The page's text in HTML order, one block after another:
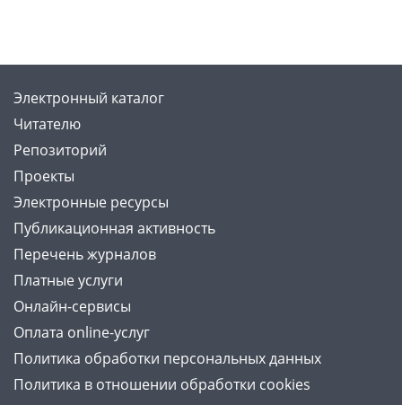
Электронный каталог
Читателю
Репозиторий
Проекты
Электронные ресурсы
Публикационная активность
Перечень журналов
Платные услуги
Онлайн-сервисы
Оплата online-услуг
Политика обработки персональных данных
Политика в отношении обработки cookies